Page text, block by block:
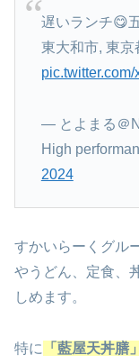
遅いランチ😋
東大和市, 東京
— とよまる＠
High
2024
すかいらーくグル
やうどん、定食、
しめます。
特に 「藍屋天丼膳